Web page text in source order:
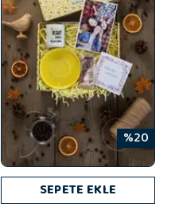
%20
SEPETE EKLE